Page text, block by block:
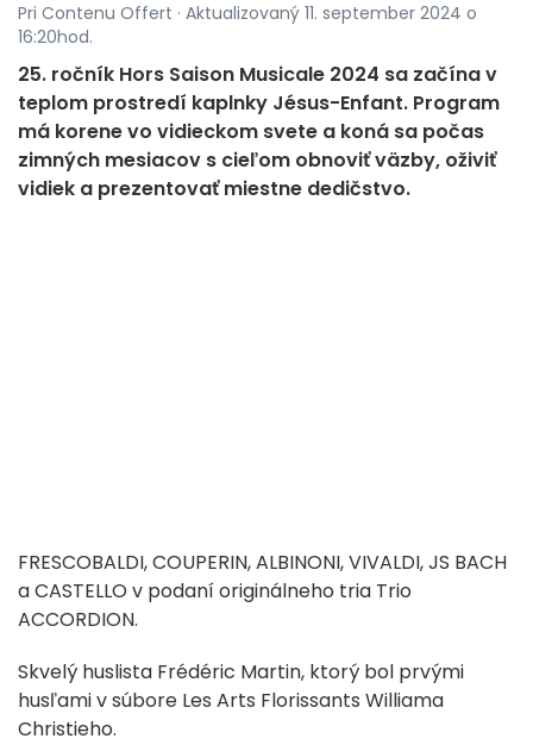
Pri Contenu Offert · Aktualizovaný 11. september 2024 o
16:20hod.
25. ročník Hors Saison Musicale 2024 sa začína v
teplom prostredí kaplnky Jésus-Enfant. Program
má korene vo vidieckom svete a koná sa počas
zimných mesiacov s cieľom obnoviť väzby, oživiť
vidiek a prezentovať miestne dedičstvo.
FRESCOBALDI, COUPERIN, ALBINONI, VIVALDI, JS BACH
a CASTELLO v podaní originálneho tria Trio
ACCORDION.
Skvelý huslista Frédéric Martin, ktorý bol prvými
husľami v súbore Les Arts Florissants Williama
Christieho.